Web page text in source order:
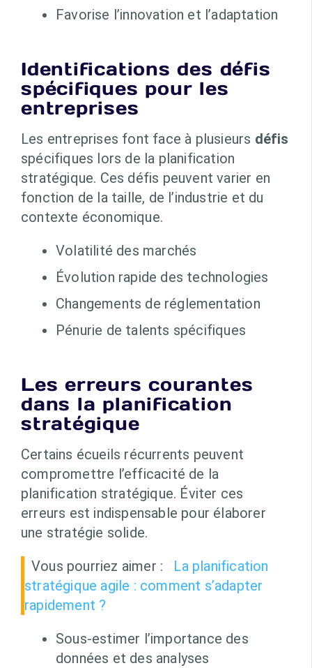
Favorise l’innovation et l’adaptation
Identifications des défis
spécifiques pour les
entreprises
Les entreprises font face à plusieurs défis
spécifiques lors de la planification
stratégique. Ces défis peuvent varier en
fonction de la taille, de l’industrie et du
contexte économique.
Volatilité des marchés
Évolution rapide des technologies
Changements de réglementation
Pénurie de talents spécifiques
Les erreurs courantes
dans la planification
stratégique
Certains écueils récurrents peuvent
compromettre l’efficacité de la
planification stratégique. Éviter ces
erreurs est indispensable pour élaborer
une stratégie solide.
Vous pourriez aimer :
La planification
stratégique agile : comment s’adapter
rapidement ?
Sous-estimer l’importance des
données et des analyses